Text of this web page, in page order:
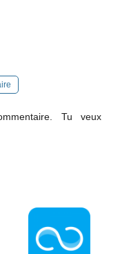
Tu veux